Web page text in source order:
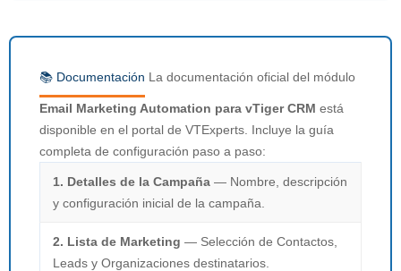
📚 Documentación La documentación oficial del módulo
Email Marketing Automation para vTiger CRM está
disponible en el portal de VTExperts. Incluye la guía
completa de configuración paso a paso:
1. Detalles de la Campaña— Nombre, descripción
y configuración inicial de la campaña.
2. Lista de Marketing — Selección de Contactos,
Leads y Organizaciones destinatarios.